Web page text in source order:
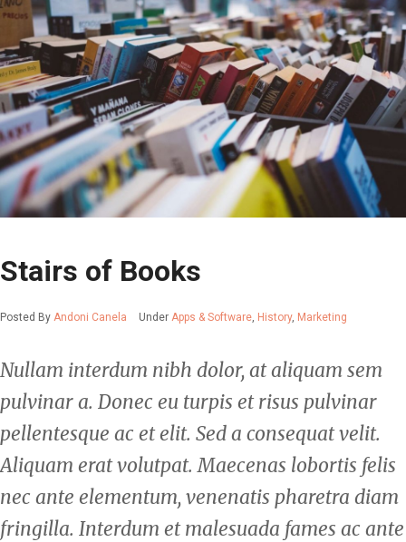
Stairs of Books
Posted By Andoni Canela Under Apps & Software History, Marketing
Nullam interdum nibh dolor, at aliquam sem
pulvinar a. Donec eu turpis et risus pulvinar
pellentesque ac et elit. Sed a consequat velit.
Aliquam erat volutpat. Maecenas lobortis felis
nec ante elementum, venenatis pharetra diam
fringilla. Interdum et malesuada fames ac ante